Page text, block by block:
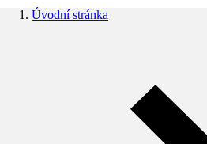
Úvodní stránka